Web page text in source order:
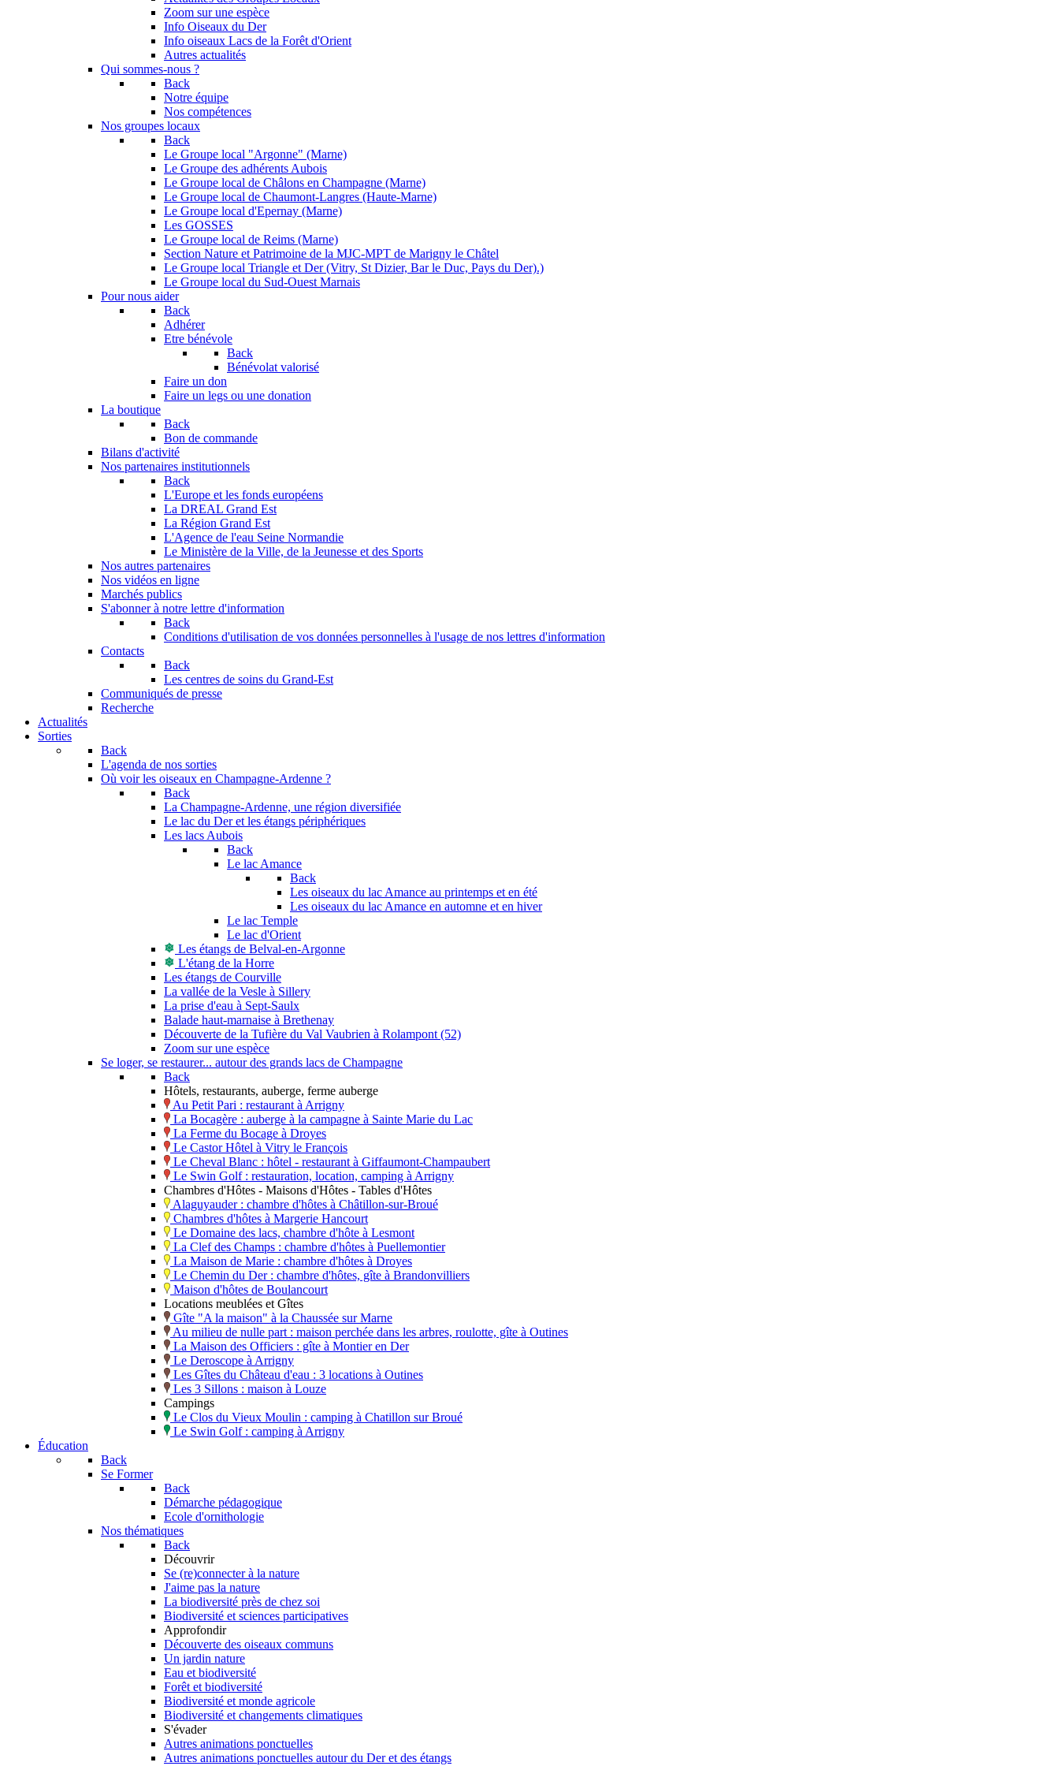
Zoom sur une espèce
Info Oiseaux du Der
Info oiseaux Lacs de la Forêt d'Orient
Autres actualités
Qui sommes-nous ?
Back
Notre équipe
Nos compétences
Nos groupes locaux
Back
Le Groupe local "Argonne" (Marne)
Le Groupe des adhérents Aubois
Le Groupe local de Châlons en Champagne (Marne)
Le Groupe local de Chaumont-Langres (Haute-Marne)
Le Groupe local d'Epernay (Marne)
Les GOSSES
Le Groupe local de Reims (Marne)
Section Nature et Patrimoine de la MJC-MPT de Marigny le Châtel
Le Groupe local Triangle et Der (Vitry, St Dizier, Bar le Duc, Pays du Der).)
Le Groupe local du Sud-Ouest Marnais
Pour nous aider
Back
Adhérer
Etre bénévole
Back
Bénévolat valorisé
Faire un don
Faire un legs ou une donation
La boutique
Back
Bon de commande
Bilans d'activité
Nos partenaires institutionnels
Back
L'Europe et les fonds européens
La DREAL Grand Est
La Région Grand Est
L'Agence de l'eau Seine Normandie
Le Ministère de la Ville, de la Jeunesse et des Sports
Nos autres partenaires
Nos vidéos en ligne
Marchés publics
S'abonner à notre lettre d'information
Back
Conditions d'utilisation de vos données personnelles à l'usage de nos lettres d'information
Contacts
Back
Les centres de soins du Grand-Est
Communiqués de presse
Recherche
Actualités
Sorties
Back
L'agenda de nos sorties
Où voir les oiseaux en Champagne-Ardenne ?
Back
La Champagne-Ardenne, une région diversifiée
Le lac du Der et les étangs périphériques
Les lacs Aubois
Back
Le lac Amance
Back
Les oiseaux du lac Amance au printemps et en été
Les oiseaux du lac Amance en automne et en hiver
Le lac Temple
Le lac d'Orient
Les étangs de Belval-en-Argonne
L'étang de la Horre
Les étangs de Courville
La vallée de la Vesle à Sillery
La prise d'eau à Sept-Saulx
Balade haut-marnaise à Brethenay
Découverte de la Tufière du Val Vaubrien à Rolampont (52)
Zoom sur une espèce
Se loger, se restaurer... autour des grands lacs de Champagne
Back
Hôtels, restaurants, auberge, ferme auberge
Au Petit Pari : restaurant à Arrigny
La Bocagère : auberge à la campagne à Sainte Marie du Lac
La Ferme du Bocage à Droyes
Le Castor Hôtel à Vitry le François
Le Cheval Blanc : hôtel - restaurant à Giffaumont-Champaubert
Le Swin Golf : restauration, location, camping à Arrigny
Chambres d'Hôtes - Maisons d'Hôtes - Tables d'Hôtes
Alaguyauder : chambre d'hôtes à Châtillon-sur-Broué
Chambres d'hôtes à Margerie Hancourt
Le Domaine des lacs, chambre d'hôte à Lesmont
La Clef des Champs : chambre d'hôtes à Puellemontier
La Maison de Marie : chambre d'hôtes à Droyes
Le Chemin du Der : chambre d'hôtes, gîte à Brandonvilliers
Maison d'hôtes de Boulancourt
Locations meublées et Gîtes
Gîte "A la maison" à la Chaussée sur Marne
Au milieu de nulle part : maison perchée dans les arbres, roulotte, gîte à Outines
La Maison des Officiers : gîte à Montier en Der
Le Deroscope à Arrigny
Les Gîtes du Château d'eau : 3 locations à Outines
Les 3 Sillons : maison à Louze
Campings
Le Clos du Vieux Moulin : camping à Chatillon sur Broué
Le Swin Golf : camping à Arrigny
Éducation
Back
Se Former
Back
Démarche pédagogique
Ecole d'ornithologie
Nos thématiques
Back
Découvrir
Se (re)connecter à la nature
J'aime pas la nature
La biodiversité près de chez soi
Biodiversité et sciences participatives
Approfondir
Découverte des oiseaux communs
Un jardin nature
Eau et biodiversité
Forêt et biodiversité
Biodiversité et monde agricole
Biodiversité et changements climatiques
S'évader
Autres animations ponctuelles
Autres animations ponctuelles autour du Der et des étangs